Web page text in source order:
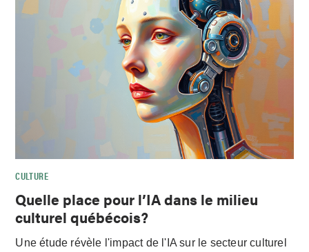
CULTURE
Quelle place pour l’IA dans le milieu
culturel québécois?
Une étude révèle l'impact de l'IA sur le secteur culturel